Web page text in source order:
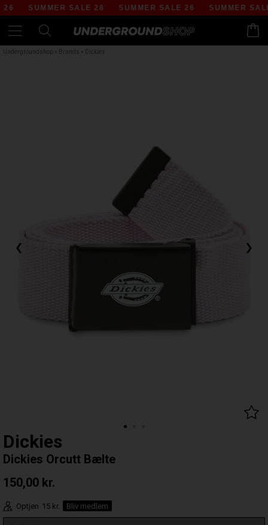
SUMMER SALE 26 SUMMER SALE 26 SUMMER SALE
Undergroundshop Brands Dickies
‹ ›
Dickies
Dickies Orcutt Bælte
150,00 kr.
Optjen 15 kr. Bliv medlem